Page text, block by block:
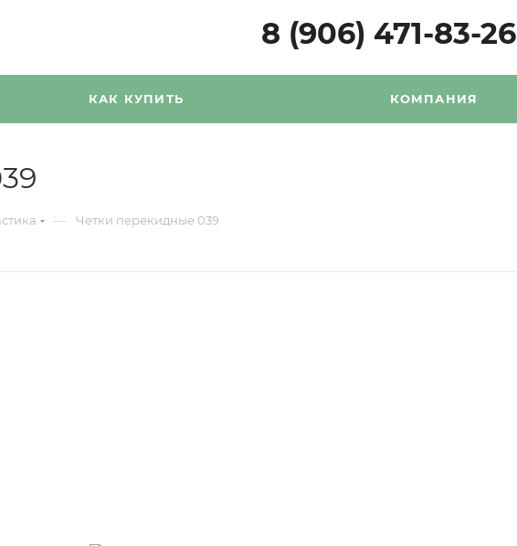
8 (906) 471-83-26
КАК КУПИТЬ КОМПАНИЯ
— Четки перекидные 039